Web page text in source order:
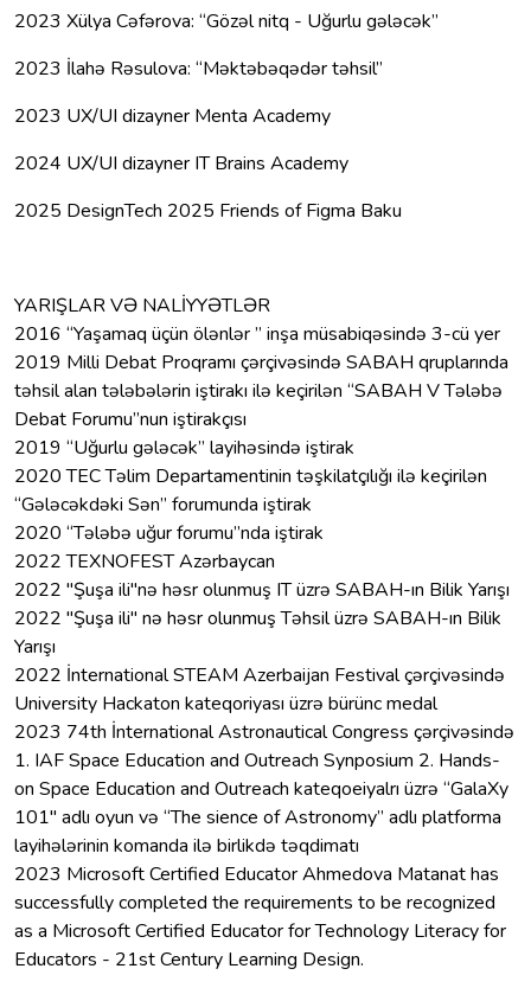
2023 Xülya Cəfərova: “Gözəl nitq - Uğurlu gələcək”
2023 İlahə Rəsulova: “Məktəbəqədər təhsil”
2023 UX/UI dizayner Menta Academy
2024 UX/UI dizayner IT Brains Academy
2025 DesignTech 2025 Friends of Figma Baku
YARIŞLAR VƏ NALİYYƏTLƏR
2016 “Yaşamaq üçün ölənlər ” inşa müsabiqəsində 3-cü yer
2019 Milli Debat Proqramı çərçivəsində SABAH qruplarında
təhsil alan tələbələrin iştirakı ilə keçirilən “SABAH V Tələbə
Debat Forumu”nun iştirakçısı
2019 “Uğurlu gələcək” layihəsində iştirak
2020 TEC Təlim Departamentinin təşkilatçılığı ilə keçirilən
“Gələcəkdəki Sən” forumunda iştirak
2020 “Tələbə uğur forumu”nda iştirak
2022 TEXNOFEST Azərbaycan
2022 "Şuşa ili"nə həsr olunmuş IT üzrə SABAH-ın Bilik Yarışı
2022 "Şuşa ili" nə həsr olunmuş Təhsil üzrə SABAH-ın Bilik
Yarışı
2022 İnternational STEAM Azerbaijan Festival çərçivəsində
University Hackaton kateqoriyası üzrə bürünc medal
2023 74th İnternational Astronautical Congress çərçivəsində
1. IAF Space Education and Outreach Synposium 2. Hands-
on Space Education and Outreach kateqoeiyalrı üzrə “GalaXy
101" adlı oyun və “The sience of Astronomy” adlı platforma
layihələrinin komanda ilə birlikdə təqdimatı
2023 Microsoft Certified Educator Ahmedova Matanat has
successfully completed the requirements to be recognized
as a Microsoft Certified Educator for Technology Literacy for
Educators - 21st Century Learning Design.